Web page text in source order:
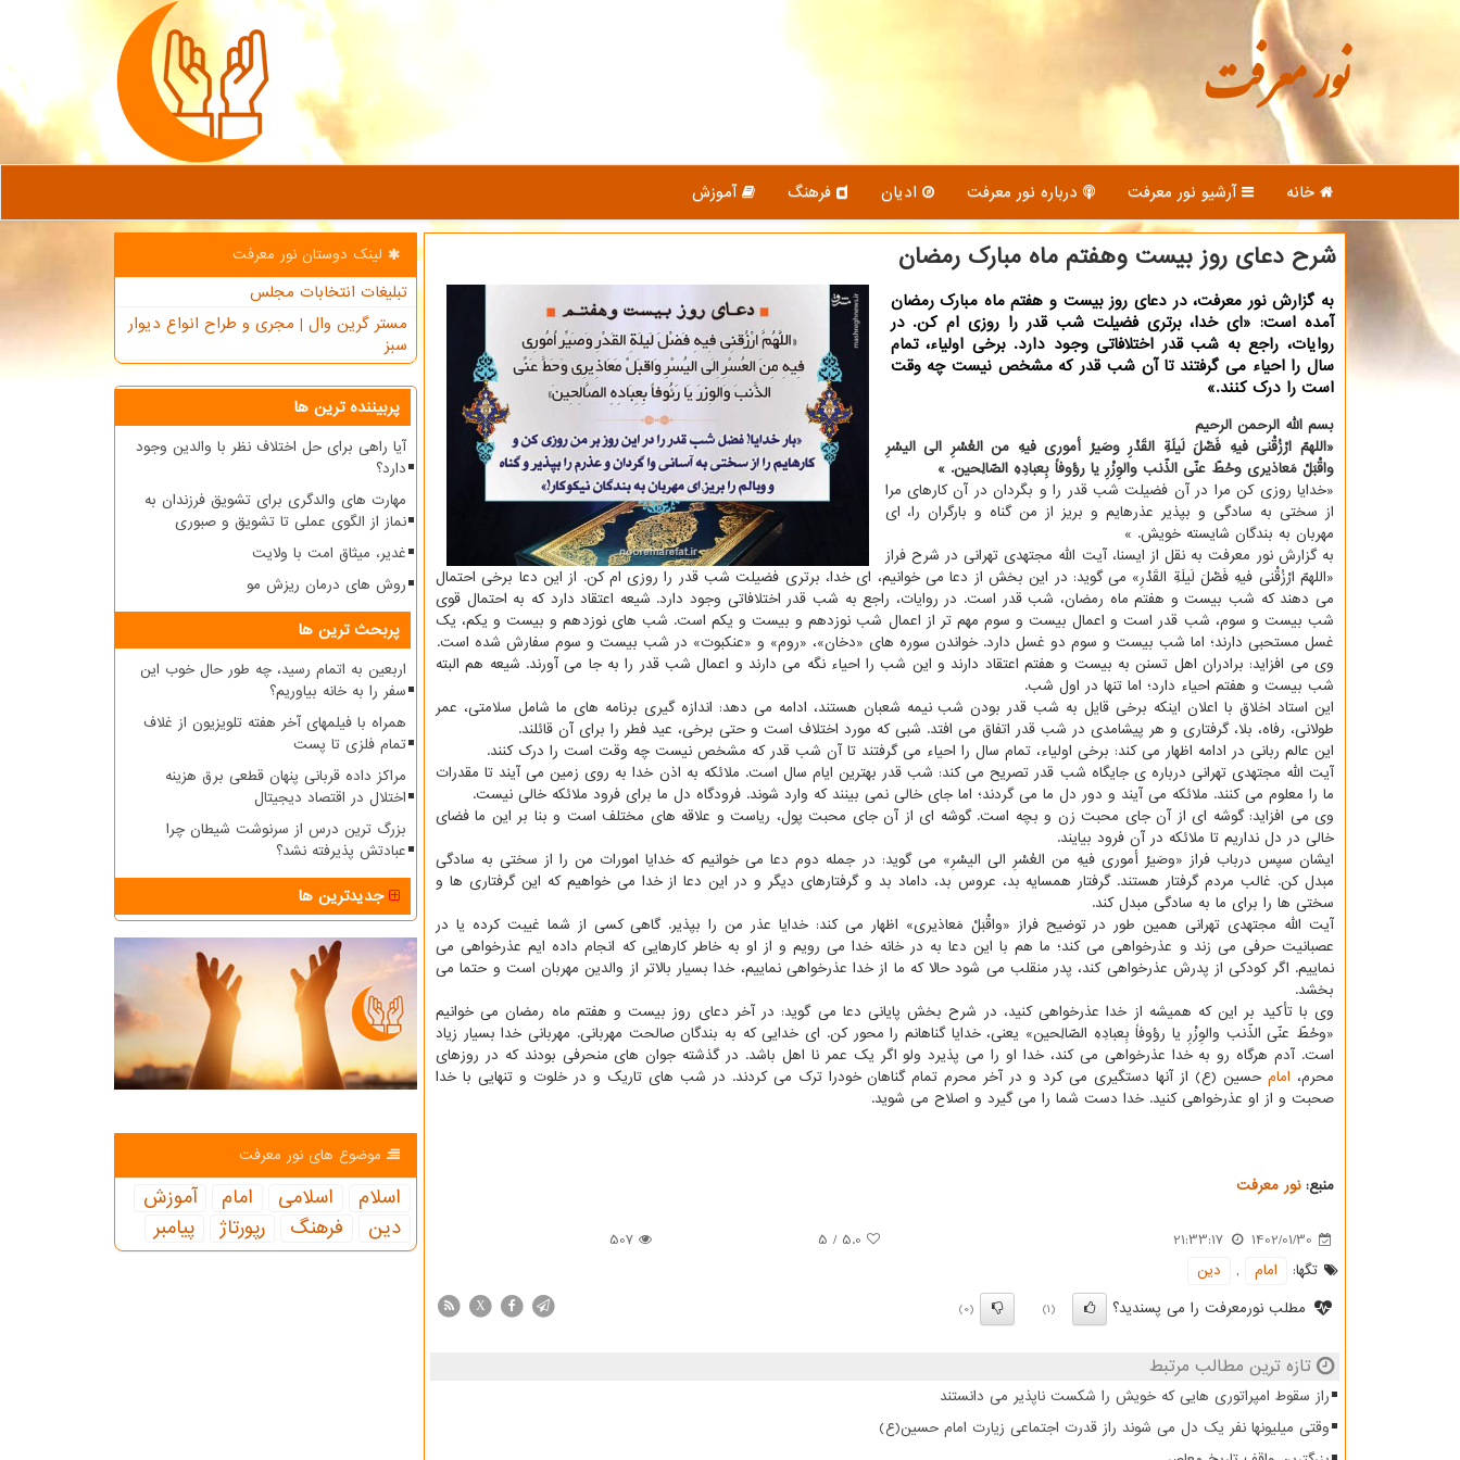
نور معرفت
خانه آرشیو نور معرفت درباره نور معرفت ادیان فرهنگ آموزش
شرح دعای روز بیست وهفتم ماه مبارک رمضان
به گزارش نور معرفت، در دعای روز بیست و هفتم ماه مبارک رمضان
آمده است: «ای خدا، برتری فضیلت شب قدر را روزی ام کن. در
روایات، راجع به شب قدر اختلافاتی وجود دارد. برخی اولیاء، تمام
سال را احیاء می گرفتند تا آن شب قدر که مشخص نیست چه وقت
است را درک کنند.»
بسم الله الرحمن الرحیم
«اللهمّ ارْزُقْنی فیهِ فَضْلَ لَیلَةِ القَدْرِ وصَیرْ أموری فیهِ من العُسْرِ الی الیسْرِ
واقْبَلْ مَعاذیری وحُطّ عنّی الذّنب والوِزْرِ یا رؤوفاً بِعبادِهِ الصّالِحین. »
«خدایا روزی کن مرا در آن فضیلت شب قدر را و بگردان در آن کارهای مرا
از سختی به سادگی و بپذیر عذرهایم و بریز از من گناه و بارگران را، ای
مهربان به بندگان شایسته خویش. »
به گزارش نور معرفت به نقل از ایسنا، آیت الله مجتهدی تهرانی در شرح فراز
«اللهمّ ارْزُقْنی فیهِ فَضْلَ لَیلَةِ القَدْرِ» می گوید: در این بخش از دعا می خوانیم، ای خدا، برتری فضیلت شب قدر را روزی ام کن. از این دعا برخی احتمال
می دهند که شب بیست و هفتم ماه رمضان، شب قدر است. در روایات، راجع به شب قدر اختلافاتی وجود دارد. شیعه اعتقاد دارد که به احتمال قوی
شب بیست و سوم، شب قدر است و اعمال بیست و سوم مهم تر از اعمال شب نوزدهم و بیست و یکم است. شب های نوزدهم و بیست و یکم، یک
غسل مستحبی دارند؛ اما شب بیست و سوم دو غسل دارد. خواندن سوره های «دخان»، «روم» و «عنکبوت» در شب بیست و سوم سفارش شده است.
وی می افزاید: برادران اهل تسنن به بیست و هفتم اعتقاد دارند و این شب را احیاء نگه می دارند و اعمال شب قدر را به جا می آورند. شیعه هم البته
شب بیست و هفتم احیاء دارد؛ اما تنها در اول شب.
این استاد اخلاق با اعلان اینکه برخی قایل به شب قدر بودن شب نیمه شعبان هستند، ادامه می دهد: اندازه گیری برنامه های ما شامل سلامتی، عمر
طولانی، رفاه، بلا، گرفتاری و هر پیشامدی در شب قدر اتفاق می افتد. شبی که مورد اختلاف است و حتی برخی، عید فطر را برای آن قائلند.
این عالم ربانی در ادامه اظهار می کند: برخی اولیاء، تمام سال را احیاء می گرفتند تا آن شب قدر که مشخص نیست چه وقت است را درک کنند.
آیت الله مجتهدی تهرانی درباره ی جایگاه شب قدر تصریح می کند: شب قدر بهترین ایام سال است. ملائکه به اذن خدا به روی زمین می آیند تا مقدرات
ما را معلوم می کنند. ملائکه می آیند و دور دل ما می گردند؛ اما جای خالی نمی بینند که وارد شوند. فرودگاه دل ما برای فرود ملائکه خالی نیست.
وی می افزاید: گوشه ای از آن جای محبت زن و بچه است. گوشه ای از آن جای محبت پول، ریاست و علاقه های مختلف است و بنا بر این ما فضای
خالی در دل نداریم تا ملائکه در آن فرود بیایند.
ایشان سپس درباب فراز «وصَیرْ أموری فیهِ من العُسْرِ الی الیسْرِ» می گوید: در جمله دوم دعا می خوانیم که خدایا امورات من را از سختی به سادگی
مبدل کن. غالب مردم گرفتار هستند. گرفتار همسایه بد، عروس بد، داماد بد و گرفتارهای دیگر و در این دعا از خدا می خواهیم که این گرفتاری ها و
سختی ها را برای ما به سادگی مبدل کند.
آیت الله مجتهدی تهرانی همین طور در توضیح فراز «واقْبَلْ مَعاذیری» اظهار می کند: خدایا عذر من را بپذیر. گاهی کسی از شما غیبت کرده یا در
عصبانیت حرفی می زند و عذرخواهی می کند؛ ما هم با این دعا به در خانه خدا می رویم و از او به خاطر کارهایی که انجام داده ایم عذرخواهی می
نماییم. اگر کودکی از پدرش عذرخواهی کند، پدر منقلب می شود حالا که ما از خدا عذرخواهی نماییم، خدا بسیار بالاتر از والدین مهربان است و حتما می
بخشد.
وی با تأکید بر این که همیشه از خدا عذرخواهی کنید، در شرح بخش پایانی دعا می گوید: در آخر دعای روز بیست و هفتم ماه رمضان می خوانیم
«وحُطّ عنّی الذّنب والوِزْرِ یا رؤوفاً بِعبادِهِ الصّالِحین» یعنی، خدایا گناهانم را محور کن. ای خدایی که به بندگان صالحت مهربانی. مهربانی خدا بسیار زیاد
است. آدم هرگاه رو به خدا عذرخواهی می کند، خدا او را می پذیرد ولو اگر یک عمر نا اهل باشد. در گذشته جوان های منحرفی بودند که در روزهای
محرم، امامحسین (ع) از آنها دستگیری می کرد و در آخر محرم تمام گناهان خودرا ترک می کردند. در شب های تاریک و در خلوت و تنهایی با خدا
صحبت و از او عذرخواهی کنید. خدا دست شما را می گیرد و اصلاح می شوید.
منبع:نور معرفت
1402/01/30
21:33:17
5.0
/
5
507
تگها:
امام ,
دین
مطلب نورمعرفت را می پسندید؟
(1)
(0)
X
تازه ترین مطالب مرتبط
راز سقوط امپراتوری هایی که خویش را شکست ناپذیر می دانستند
وقتی میلیونها نفر یک دل می شوند راز قدرت اجتماعی زیارت امام حسین(ع)
لینک دوستان نور معرفت
تبلیغات انتخابات مجلس
مستر گرین وال | مجری و طراح انواع دیوار
سبز
پربیننده ترین ها
آیا راهی برای حل اختلاف نظر با والدین وجود
دارد؟
مهارت های والدگری برای تشویق فرزندان به
نماز از الگوی عملی تا تشویق و صبوری
غدیر، میثاق امت با ولایت
روش های درمان ریزش مو
پربحث ترین ها
اربعین به اتمام رسید، چه طور حال خوب این
سفر را به خانه بیاوریم؟
همراه با فیلمهای آخر هفته تلویزیون از غلاف
تمام فلزی تا پست
مراکز داده قربانی پنهان قطعی برق هزینه
اختلال در اقتصاد دیجیتال
بزرگ ترین درس از سرنوشت شیطان چرا
عبادتش پذیرفته نشد؟
جدیدترین ها
موضوع های نور معرفت
اسلام اسلامی امام
آموزش
دین
فرهنگ رپورتاژ پیامبر